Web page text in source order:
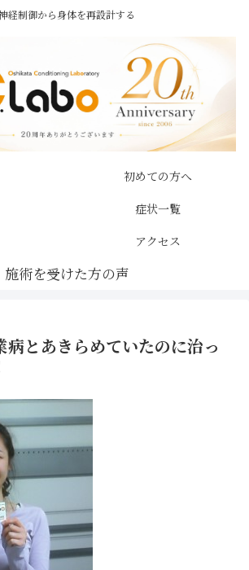
経制御から身体を再設計する
初めての方へ
症状一覧
アクセス
病とあきらめていたのに治っ